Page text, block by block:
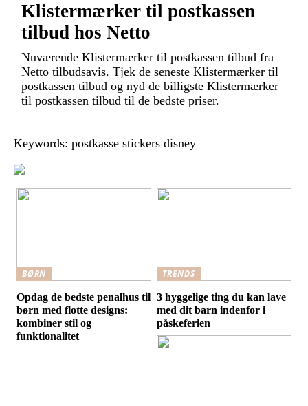
Klistermærker til postkassen
tilbud hos Netto
Nuværende Klistermærker til postkassen tilbud fra
Netto tilbudsavis. Tjek de seneste Klistermærker til
postkassen tilbud og nyd de billigste Klistermærker
til postkassen tilbud til de bedste priser.
Keywords: postkasse stickers disney
BØRN
Opdag de bedste penalhus til
børn med flotte designs:
kombiner stil og
funktionalitet
TRENDS
3 hyggelige ting du kan lave
med dit barn indenfor i
påskeferien